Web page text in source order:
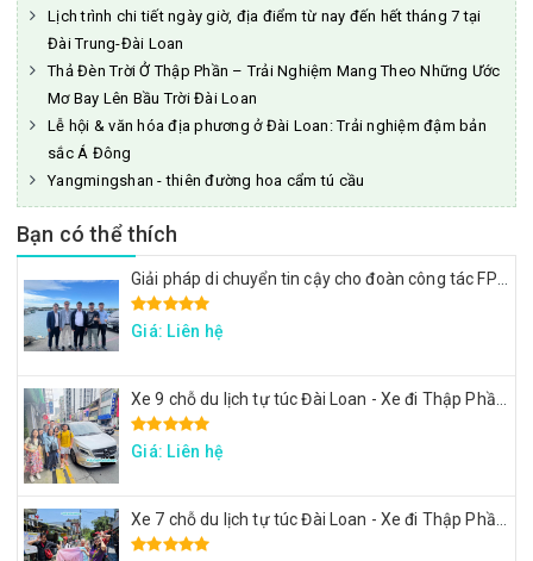
Lịch trình chi tiết ngày giờ, địa điểm từ nay đến hết tháng 7 tại
Đài Trung-Đài Loan
Thả Đèn Trời Ở Thập Phần – Trải Nghiệm Mang Theo Những Ước
Mơ Bay Lên Bầu Trời Đài Loan
Lễ hội & văn hóa địa phương ở Đài Loan: Trải nghiệm đậm bản
sắc Á Đông
Yangmingshan - thiên đường hoa cẩm tú cầu
Bạn có thể thích
Giải pháp di chuyển tin cậy cho đoàn công tác FPT: Đặt xe tại Đài Loan
Giá: Liên hệ
Xe 9 chỗ du lịch tự túc Đài Loan - Xe đi Thập Phần, Cửu Phần
Giá: Liên hệ
Xe 7 chỗ du lịch tự túc Đài Loan - Xe đi Thập Phần, Cửu Phần